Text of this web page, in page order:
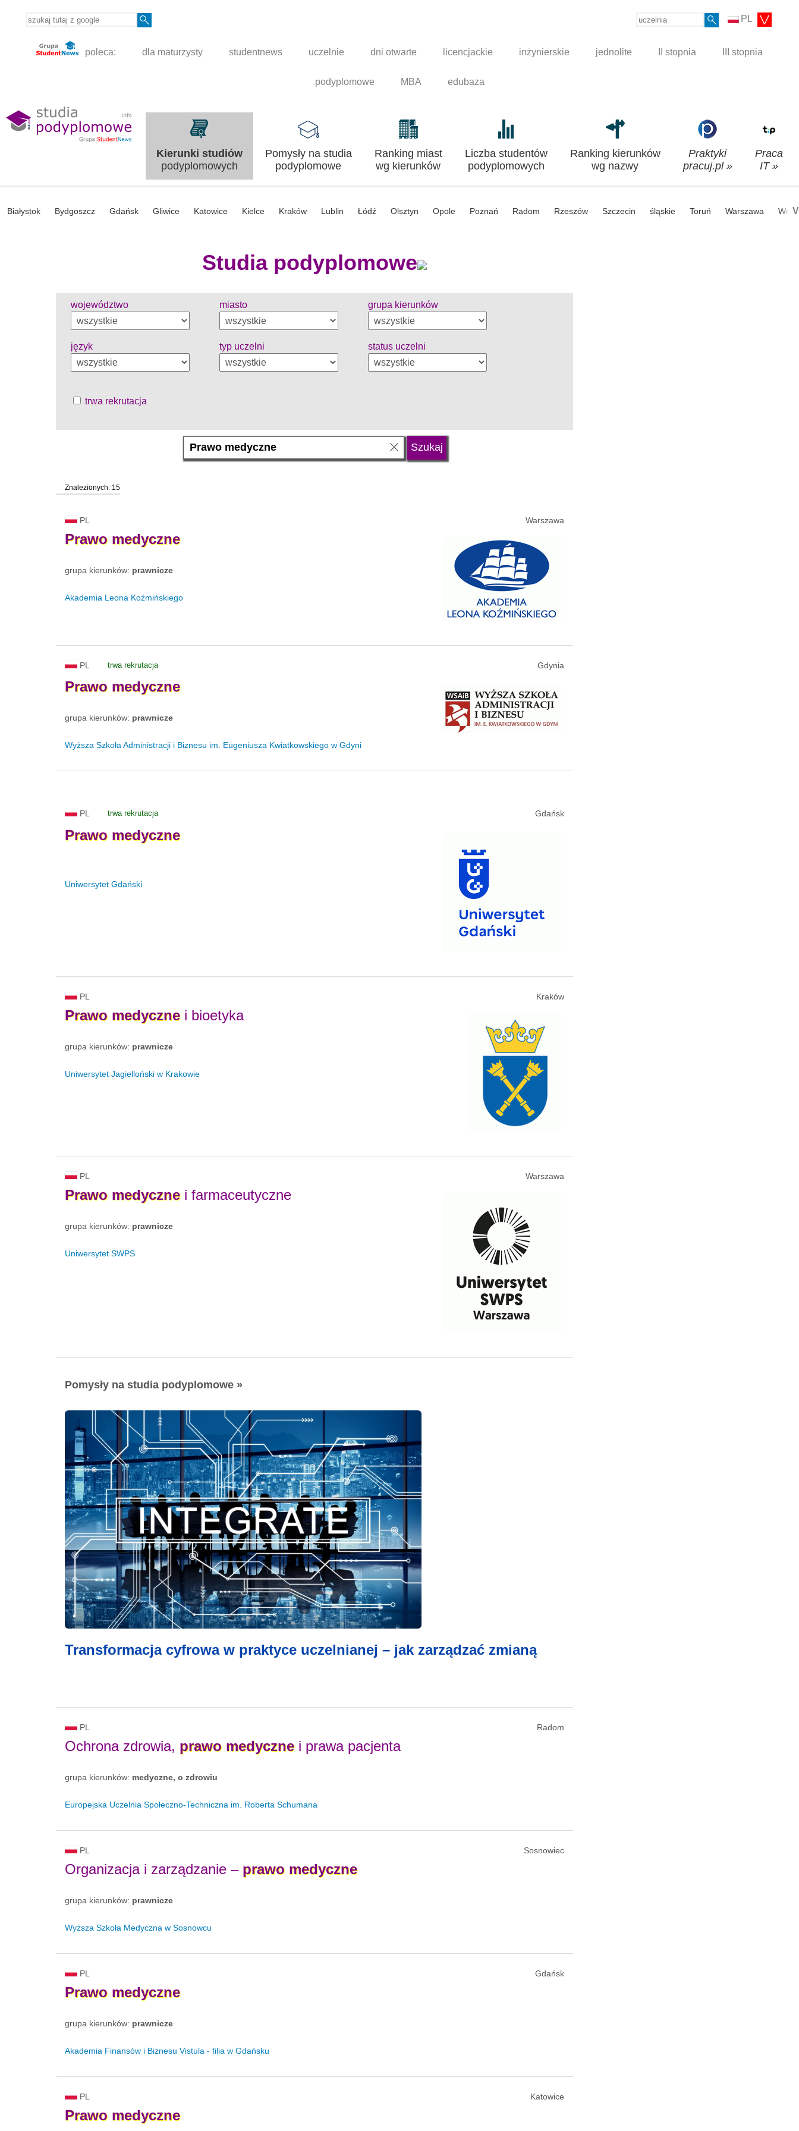
PL
poleca: dla maturzysty studentnews uczelnie dni otwarte licencjackie inżynierskie jednolite II stopnia III stopnia
podyplomowe MBA edubaza
Kierunki studiów
podyplomowych
Pomysły na studia
podyplomowe
Ranking miast
wg kierunków
Liczba studentów
podyplomowych
Ranking kierunków
wg nazwy
Praktyki
pracuj.pl »
Praca
IT »
Białystok Bydgoszcz Gdańsk Gliwice Katowice Kielce Kraków Lublin Łódź Olsztyn Opole Poznań Radom Rzeszów Szczecin śląskie Toruń Warszawa V
Studia podyplomowe
województwo miasto grupa kierunków
język typ uczelni status uczelni
trwa rekrutacja
Znalezionych: 15
PL Warszawa
Prawo medyczne
grupa kierunków: prawnicze
Akademia Leona Koźmińskiego
PL trwa rekrutacja Gdynia
Prawo medyczne
grupa kierunków: prawnicze
Wyższa Szkoła Administracji i Biznesu im. Eugeniusza Kwiatkowskiego w Gdyni
PL trwa rekrutacja Gdańsk
Prawo medyczne
Uniwersytet Gdański
PL Kraków
Prawo medycznei bioetyka
grupa kierunków: prawnicze
Uniwersytet Jagielloński w Krakowie
PL Warszawa
Prawo medycznei farmaceutyczne
grupa kierunków: prawnicze
Uniwersytet SWPS
Pomysły na studia podyplomowe »
Transformacja cyfrowa w praktyce uczelnianej – jak zarządzać zmianą
PL Radom
Ochrona zdrowia, prawo medycznei prawa pacjenta
grupa kierunków: medyczne, o zdrowiu
Europejska Uczelnia Społeczno-Techniczna im. Roberta Schumana
PL Sosnowiec
Organizacja i zarządzanie – prawo medyczne
grupa kierunków: prawnicze
Wyższa Szkoła Medyczna w Sosnowcu
PL Gdańsk
Prawo medyczne
grupa kierunków: prawnicze
Akademia Finansów i Biznesu Vistula - filia w Gdańsku
PL Katowice
Prawo medyczne